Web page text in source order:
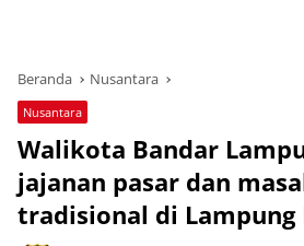
Beranda Nusantara
Nusantara
Walikota Bandar
jajanan pasar dan
tradisional di Lampung